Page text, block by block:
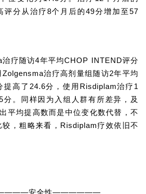
评分从治疗8个月后的49分增加至57
疗随访4年平均CHOP INTEND评分
治疗高剂量组随访2年平均
提高了24.6分，使用Risdiplam治疗1
。 同样因为入组人群有所差异，及
平均提高数而是中位变化数代替，不
，粗略来看，Risdiplam疗效依旧不
安全性——————